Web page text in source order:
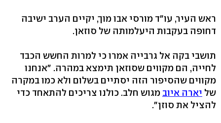
ראש העיר, עו"ד מורסי אבו מוך, יקיים הערב ישיבה
דחופה בעקבות היעלמותה של סוזאן.
תושבי בקה אל גרבייה אמרו כי למרות החשש הכבד
לחייה, הם מקווים שסוזאן תימצא במהרה. "אנחנו
מקווים שהסיפור הזה יסתיים בשלום ולא כמו במקרה
של יארה איוב מגוש חלב. כולנו צריכים להתאחד כדי
להציל את סוזן".